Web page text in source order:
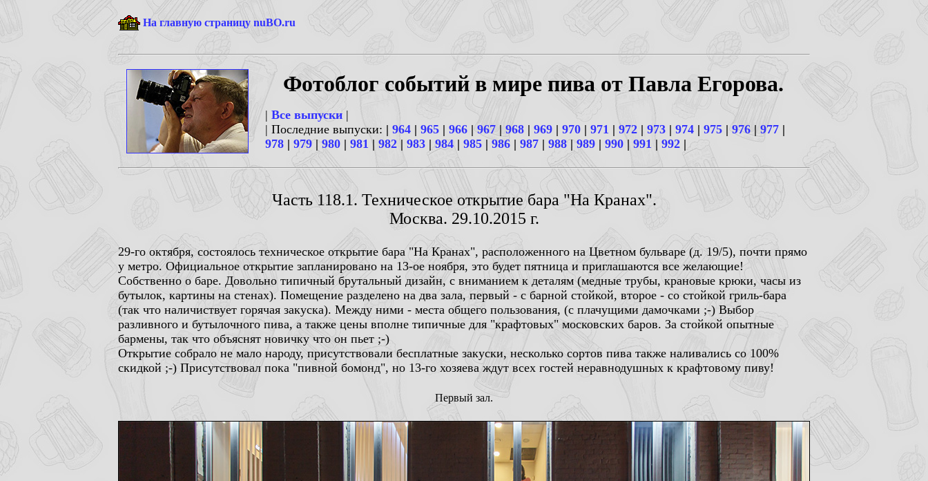
На главную страницу nuBO.ru
Фотоблог событий в мире пива от Павла Егорова.
| Все выпуски |
| Последние выпуски: | 964 | 965 | 966 | 967 | 968 | 969 | 970 | 971 | 972 | 973 | 974 | 975 | 976 | 977 |
978 | 979 | 980 | 981 | 982 | 983 |984| 985 | 986 | 987 | 988| 989 | 990 | 991 | 992 |
Часть 118.1. Техническое открытие бара "На Кранах".
Москва. 29.10.2015 г.
29-го октября, состоялось техническое открытие бара "На Кранах", расположенного на Цветном бульваре (д. 19/5), почти прямо
у метро. Официальное открытие запланировано на 13-ое ноября, это будет пятница и приглашаются все желающие!
Собственно о баре. Довольно типичный брутальный дизайн, с вниманием к деталям (медные трубы, крановые крюки, часы из
бутылок, картины на стенах). Помещение разделено на два зала, первый - с барной стойкой, второе - со стойкой гриль-бара
(так что наличиствует горячая закуска). Между ними - места общего пользования, (с плачущими дамочками ;-) Выбор
разливного и бутылочного пива, а также цены вполне типичные для "крафтовых" московских баров. За стойкой опытные
бармены, так что объяснят новичку что он пьет ;-)
Открытие собрало не мало народу, присутствовали бесплатные закуски, несколько сортов пива также наливались со 100%
скидкой ;-) Присутствовал пока "пивной бомонд", но 13-го хозяева ждут всех гостей неравнодушных к крафтовому пиву!
Первый зал.